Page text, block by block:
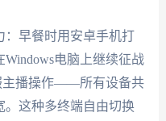
：早餐时用安卓手机打
电脑上继续征战
主播操作——所有设备共
。这种多终端自由切换